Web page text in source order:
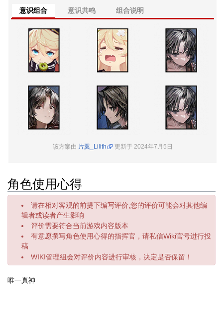
意识组合 意识共鸣 组合说明
该方案由 片翼_Lilith 更新于 2024年7月5日
角色使用心得
请在相对客观的前提下编写评价,您的评价可能会对其他编
辑者或读者产生影响
评价需要符合当前游戏内容版本
有意愿撰写角色使用心得的指挥官，请私信Wiki官号进行投
稿
WIKI管理组会对评价内容进行审核，决定是否保留！
唯一真神